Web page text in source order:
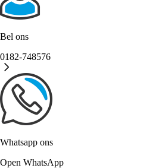
Bel ons
0182-748576
Whatsapp ons
Open WhatsApp